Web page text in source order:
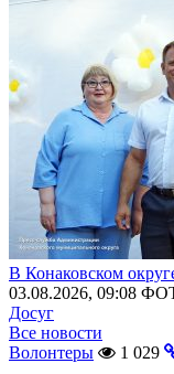
В Конаковском
03.08.2026, 09:08
Досуг
Все новости
Волонтеры
1 029